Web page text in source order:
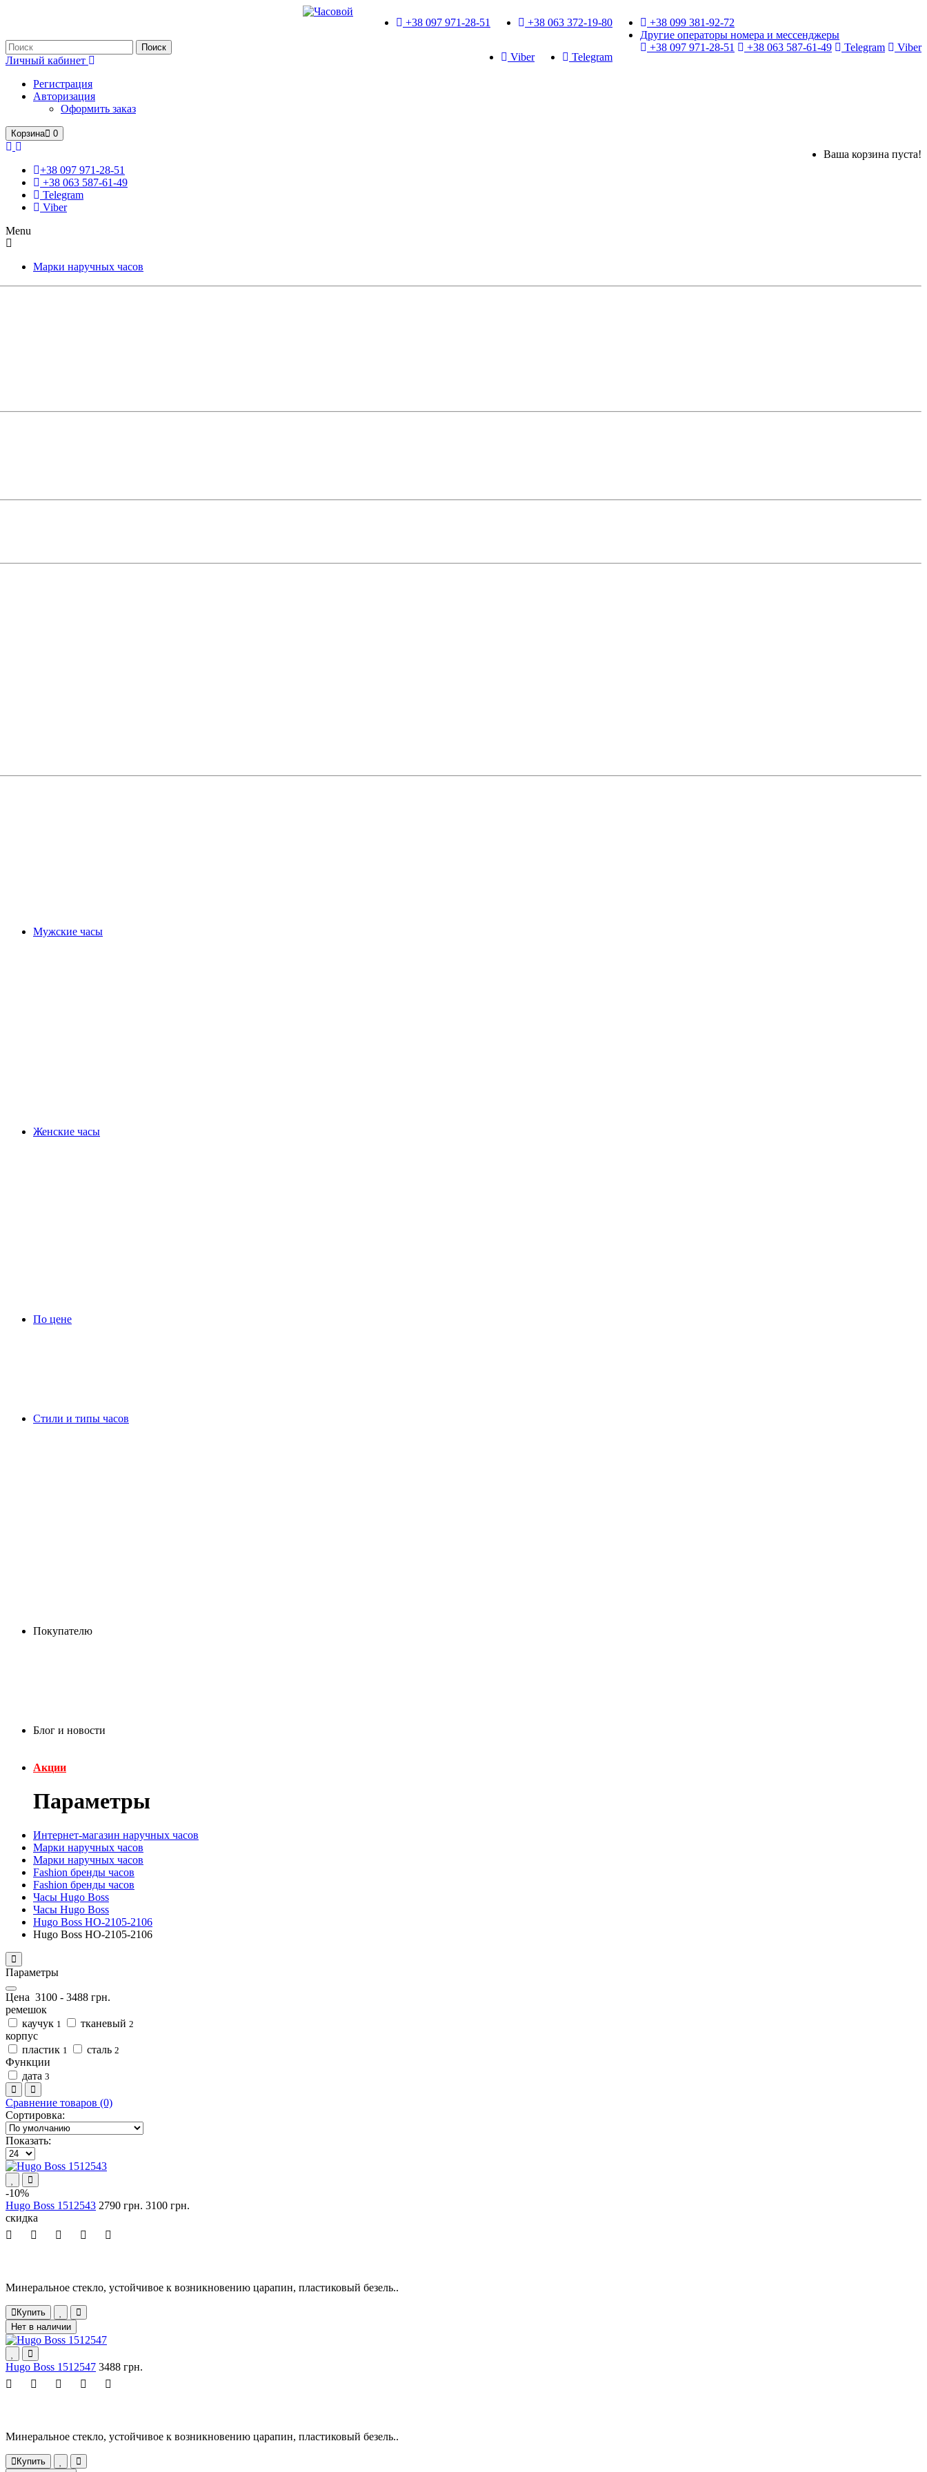
+38 099 381-92-72
Другие операторы номера и мессенджеры
+38 097 971-28-51
+38 063 587-61-49 Telegram Viber
+38 063 372-19-80
+38 097 971-28-51
Telegram
Viber
Поиск
Личный кабинет
Регистрация
Авторизация
Оформить заказ
Корзина 0
Ваша корзина пуста!
+38 097 971-28-51
+38 063 587-61-49
Telegram
Viber
Menu
Марки наручных часов
Мужские часы
Женские часы
По цене
Стили и типы часов
Покупателю
Блог и новости
Акции
Параметры
Интернет-магазин наручных часов
Марки наручных часов
Марки наручных часов
Fashion бренды часов
Fashion бренды часов
Часы Hugo Boss
Часы Hugo Boss
Hugo Boss HO-2105-2106
Hugo Boss HO-2105-2106
Параметры
Цена 3100 - 3488 грн.
ремешок
каучук 1 тканевый 2
корпус
пластик 1 сталь 2
Функции
дата 3
Сравнение товаров (0)
Сортировка:
Показать:
-10%
Hugo Boss 1512543 2790 грн. 3100 грн.
скидка
Минеральное стекло, устойчивое к возникновению царапин, пластиковый безель..
Купить
Нет в наличии
Hugo Boss 1512547 3488 грн.
Минеральное стекло, устойчивое к возникновению царапин, пластиковый безель..
Купить